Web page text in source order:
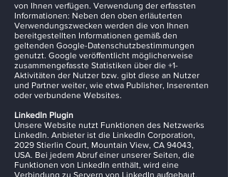
von Ihnen verfügen. Verwendung der erfassten
Informationen: Neben den oben erläuterten
Verwendungszwecken werden die von Ihnen
bereitgestellten Informationen gemäß den
geltenden Google-Datenschutzbestimmungen
genutzt. Google veröffentlicht möglicherweise
zusammengefasste Statistiken über die +1-
Aktivitäten der Nutzer bzw. gibt diese an Nutzer
und Partner weiter, wie etwa Publisher, Inserenten
oder verbundene Websites.
LinkedIn Plugin
Unsere Website nutzt Funktionen des Netzwerks
LinkedIn. Anbieter ist die LinkedIn Corporation,
2029 Stierlin Court, Mountain View, CA 94043,
USA. Bei jedem Abruf einer unserer Seiten, die
Funktionen von LinkedIn enthält, wird eine
Verbindung zu Servern von LinkedIn aufgebaut.